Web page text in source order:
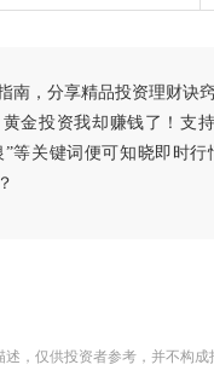
南，分享精品投资理财诀
金投资我却赚钱了！支
”等关键词便可知晓即时
，仅供投资者参考，并不构